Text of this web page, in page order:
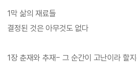
1막 삶의 재료들
결정된 것은 아무것도 없다
1장 춘재와 추재- 그 순간이 고난이라 할